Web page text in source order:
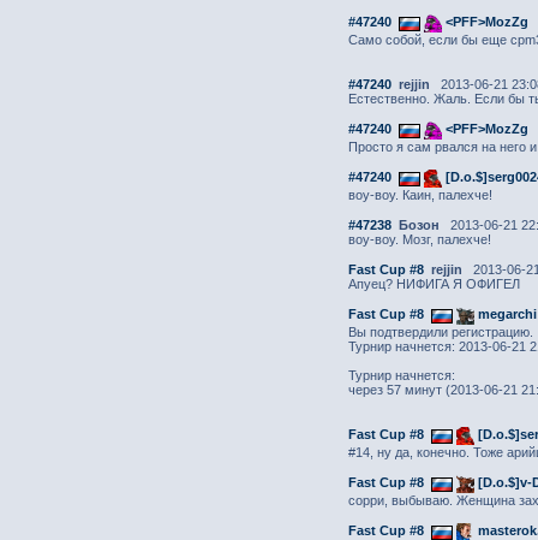
#47240 <PFF>MozZg
Само собой, если бы еще
#47240 rejjin
2013-06-21
Естественно. Жаль. Если бы
#47240 <PFF>MozZg
Просто я сам рвался на него
#47240
воу-воу. Каин, палехче!
#47238 Бозон
2013-06-21
воу-воу. Мозг, палехче!
Fast Cup #8 rejjin
2013-06-
Апуец? НИФИГА Я ОФИГЕЛ
Fast Cup #8
megarchi
Вы подтвердили регистрацию.
Турнир начнется: 2013-06-21
Турнир начнется:
через 57 минут (2013-06-21
Fast Cup #8
#14, ну да, конечно. Тоже
Fast Cup #8
[D.o.$]v-
сорри, выбываю. Женщина
Fast Cup #8